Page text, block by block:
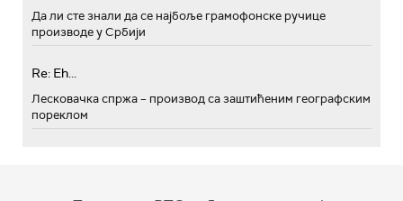
Да ли сте знали да се најбоље грамофонске ручице
производе у Србији
Re: Eh...
Лесковачка спржа – производ са заштићеним географским
пореклом